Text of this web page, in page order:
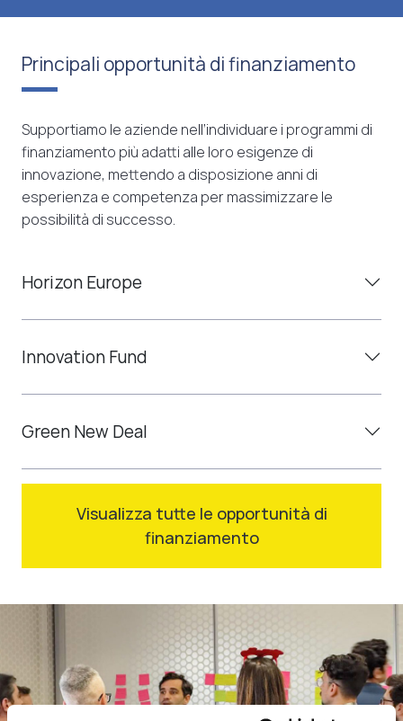
Principali opportunità di finanziamento
Supportiamo le aziende nell’individuare i programmi di
finanziamento più adatti alle loro esigenze di
innovazione, mettendo a disposizione anni di
esperienza e competenza per massimizzare le
possibilità di successo.
Horizon Europe
Innovation Fund
Green New Deal
Visualizza tutte le opportunità di
finanziamento